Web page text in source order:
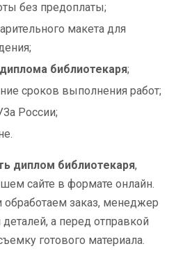
без предоплаты;
макета для
библиотекаря;
сроков выполнения работ;
России;
диплом библиотекаря,
сайте в формате онлайн.
заказ, менеджер
а перед отправкой
готового материала.